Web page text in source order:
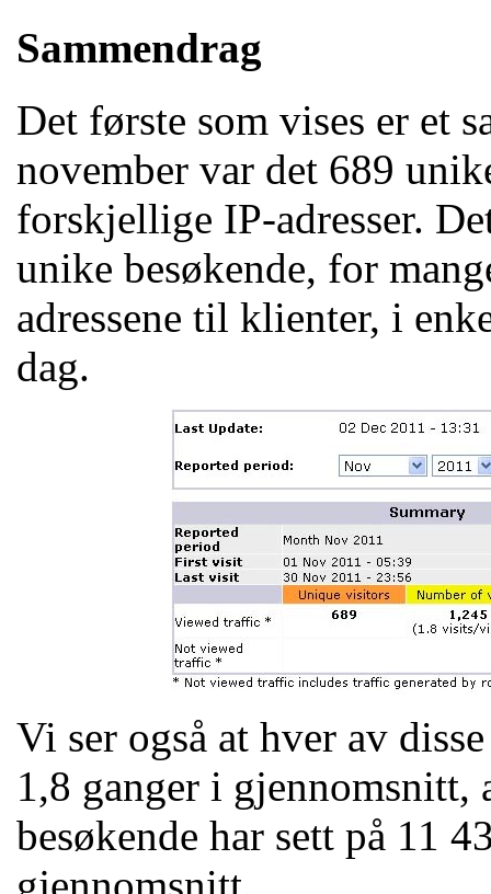
Sammendrag
Det første som vises er et
november var det 689
forskjellige IP-adresser.
unike besøkende, for
adressene til klienter, i
dag.
Vi ser også at hver av
1,8 ganger i gjennomsnitt,
besøkende har sett på 11